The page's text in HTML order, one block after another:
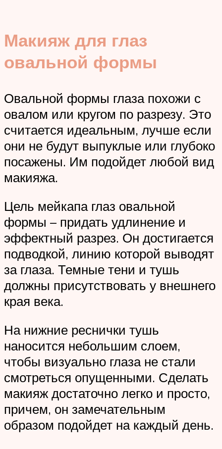
Макияж для глаз
овальной формы
Овальной формы глаза похожи с
овалом или кругом по разрезу. Это
считается идеальным, лучше если
они не будут выпуклые или глубоко
посажены. Им подойдет любой вид
макияжа.
Цель мейкапа глаз овальной
формы – придать удлинение и
эффектный разрез. Он достигается
подводкой, линию которой выводят
за глаза. Темные тени и тушь
должны присутствовать у внешнего
края века.
На нижние реснички тушь
наносится небольшим слоем,
чтобы визуально глаза не стали
смотреться опущенными. Сделать
макияж достаточно легко и просто,
причем, он замечательным
образом подойдет на каждый день.